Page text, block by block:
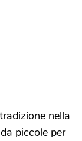
nella
piccole per